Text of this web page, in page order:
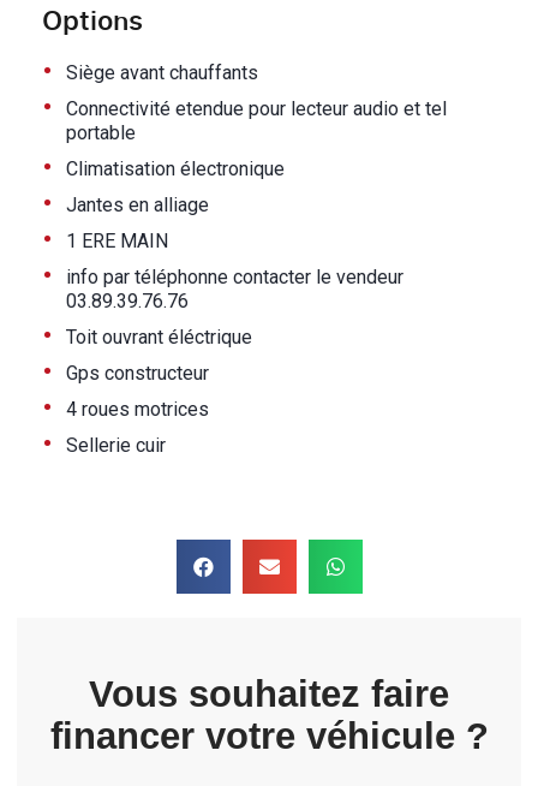
Options
• Siège avant chauffants
•
Connectivité etendue pour lecteur audio et tel
portable
• Climatisation électronique
• Jantes en alliage
• 1 ERE MAIN
•
info par téléphonne contacter le vendeur
03.89.39.76.76
• Toit ouvrant éléctrique
• Gps constructeur
• 4 roues motrices
• Sellerie cuir
Vous souhaitez faire
financer votre véhicule ?